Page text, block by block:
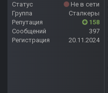
Статус
Не в сети
Группа
Сталкеры
Репутация
158
Сообщений
397
Регистрация
20.11.2024